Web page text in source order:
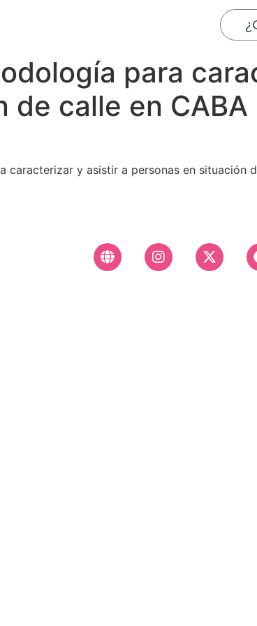
para
de calle en CABA
caracterizar y asistir a personas en situación